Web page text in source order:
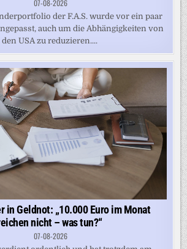
07-08-2026
der F.A.S. wurde vor ein paar
auch um die Abhängigkeiten von
den USA zu reduzieren....
in Geldnot: „10.000 Euro im Monat
nicht – was tun?“
07-08-2026